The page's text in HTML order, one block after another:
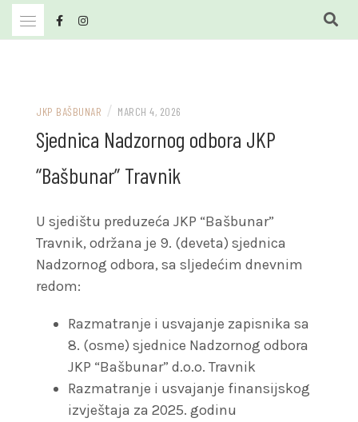
Skip
JKP BAŠBUNAR / MARCH 4, 2026
Sjednica Nadzornog odbora JKP
“Bašbunar” Travnik
U sjedištu preduzeća JKP “Bašbunar”
Travnik, održana je 9. (deveta) sjednica
Nadzornog odbora, sa sljedećim dnevnim
redom:
Razmatranje i usvajanje zapisnika sa
8. (osme) sjednice Nadzornog odbora
JKP “Bašbunar” d.o.o. Travnik
Razmatranje i usvajanje finansijskog
izvještaja za 2025. godinu